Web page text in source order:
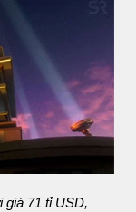
giá 71 tỉ USD,